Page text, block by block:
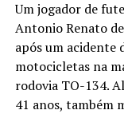
Um jogador de
Antonio Renato
após um acidente
motocicletas na
rodovia TO-134.
41 anos, também